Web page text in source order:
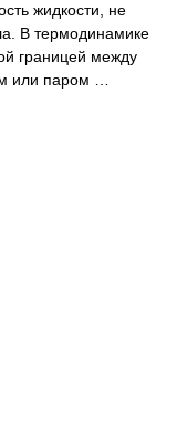
жидкости, не
В термодинамике
границей между
или паром …